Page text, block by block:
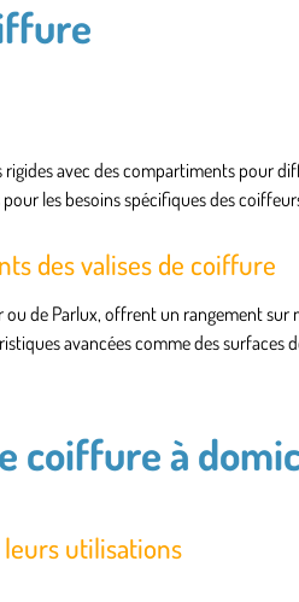
avec des compartiments pour
les besoins spécifiques des
des valises de coiffure
de Parlux, offrent un rangement
avancées comme des surfaces
coiffure à
leurs utilisations